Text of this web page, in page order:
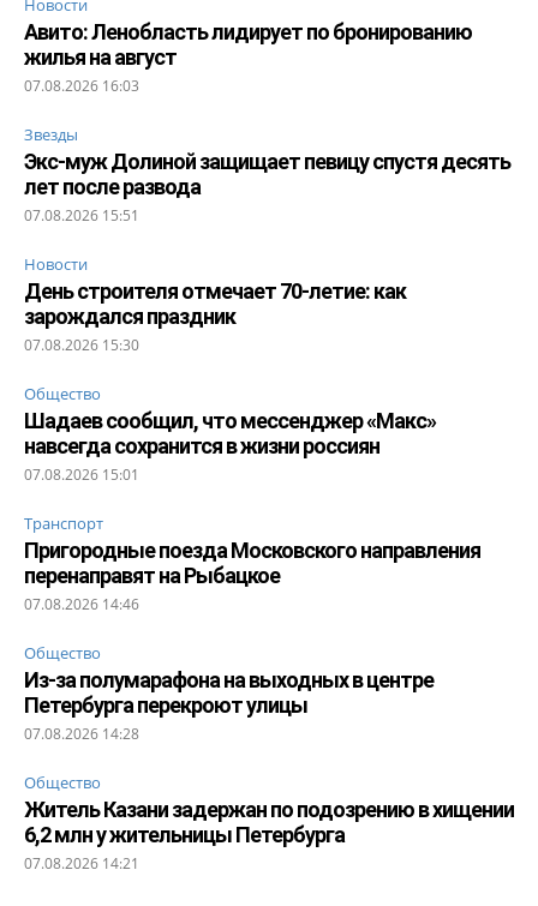
Авито: Ленобласть лидирует по бронированию
жилья на август
07.08.2026 16:03
Звезды
Экс-муж Долиной защищает певицу спустя десять
лет после развода
07.08.2026 15:51
Новости
День строителя отмечает 70-летие: как
зарождался праздник
07.08.2026 15:30
Общество
Шадаев сообщил, что мессенджер «Макс»
навсегда сохранится в жизни россиян
07.08.2026 15:01
Транспорт
Пригородные поезда Московского направления
перенаправят на Рыбацкое
07.08.2026 14:46
Общество
Из-за полумарафона на выходных в центре
Петербурга перекроют улицы
07.08.2026 14:28
Общество
Житель Казани задержан по подозрению в хищении
6,2 млн у жительницы Петербурга
07.08.2026 14:21